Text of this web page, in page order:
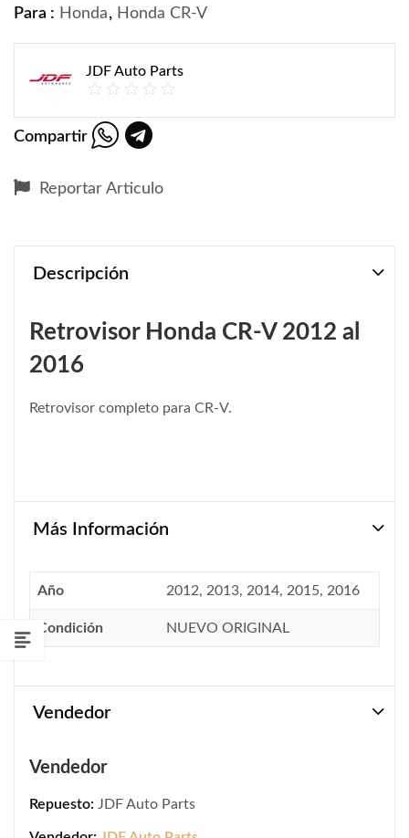
Para : Honda, Honda CR-V
JDF Auto Parts
Compartir
Reportar Articulo
Descripción
Retrovisor Honda CR-V 2012 al
2016
Retrovisor completo para CR-V.
Más Información
Año 2012, 2013, 2014, 2015, 2016
Condición NUEVO ORIGINAL
Vendedor
Vendedor
Repuesto: JDF Auto Parts